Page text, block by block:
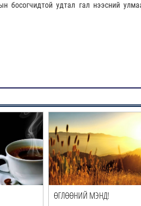
удтал гал нээсний
ӨГЛӨӨНИЙ МЭНД!